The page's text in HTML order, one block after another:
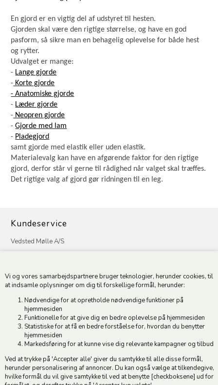
Vi og vores samarbejdspartnere bruger teknologier, herunder cookies, til
at indsamle oplysninger om dig til forskellige formål, herunder:
Nødvendige for at opretholde nødvendige funktioner på
hjemmesiden
Funktionelle for at give dig en bedre oplevelse på hjemmesiden
Statistiske for at få en bedre forståelse for, hvordan du benytter
hjemmesiden
Markedsføring for at kunne vise dig relevante kampagner og tilbud
Ved at trykke på 'Accepter alle' giver du samtykke til alle disse formål,
herunder personalisering af annoncer. Du kan også vælge at tilkendegive,
hvilke formål du vil give samtykke til ved at benytte [checkboksene] ud for
En gjord er en vigtig del af udstyret til hesten.
Gjorden skal være den rigtige størrelse, og have en god
pasform, så sikre man en behagelig oplevelse for både hest
og rytter.
Udvalget er mange:
- Lange gjorde
- Korte gjorde
- Anatomiske gjorde
- Læder gjorde
- Neopren gjorde
-Gjorde med lam
- Pladegjord
samt gjorde med elastik eller uden elastik.
Materialevalg kan have en afgørende faktor for den rigtige
gjord, derfor står vi gerne til rådighed når valget skal træffes.
Det rigtige valg af gjord gør ridningen til en leg.
Kundeservice
Vedsted Mølle A/S
CVR 49879415 Mailvedstedmoelle@post.tele.dk
Åbningstider: Man-Fre 9.00-17.00 | Middagslukket 12.00-12.30 |
Lørdag 9.00-12.00
Hold dig opdateret
Tilmeld dig vores nyhedsbrev og modtag gode tilbud :)